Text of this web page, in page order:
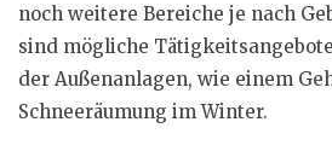
noch weitere Bereiche je nach
sind mögliche
der Außenanlagen, wie einem
Schneeräumung im Winter.